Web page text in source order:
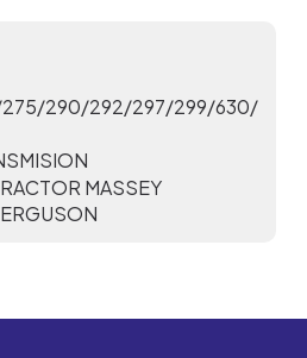
290/292/297/299/630/
MASSEY